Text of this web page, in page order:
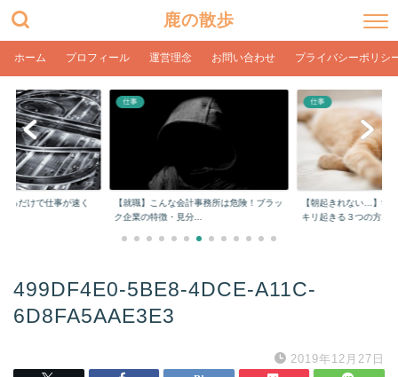
鹿の散歩
ホーム プロフィール 運営理念 お問い合わせ プライバシーポリシ
るだけで仕事が速く
仕事
【就職】こんな会計事務所は危険！ブラッ
ク企業の特徴・見分...
仕事
【朝起きれない…】学
キリ起きる３つの方...
499DF4E0-5BE8-4DCE-A11C-
6D8FA5AAE3E3
2019年12月27日